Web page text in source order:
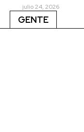
julio 24, 2026
GENTE